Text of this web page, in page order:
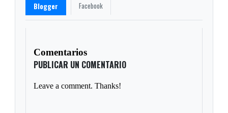
Blogger Facebook
Comentarios
PUBLICAR UN COMENTARIO
Leave a comment. Thanks!